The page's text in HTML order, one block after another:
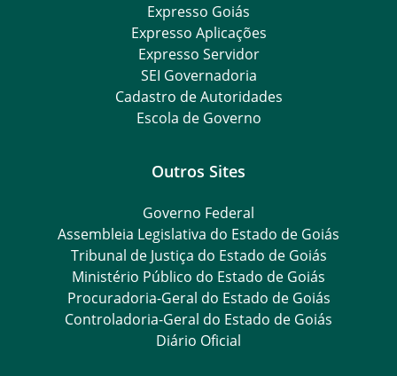
Expresso Goiás
Expresso Aplicações
Expresso Servidor
SEI Governadoria
Cadastro de Autoridades
Escola de Governo
Outros Sites
Governo Federal
Assembleia Legislativa do Estado de Goiás
Tribunal de Justiça do Estado de Goiás
Ministério Público do Estado de Goiás
Procuradoria-Geral do Estado de Goiás
Controladoria-Geral do Estado de Goiás
Diário Oficial